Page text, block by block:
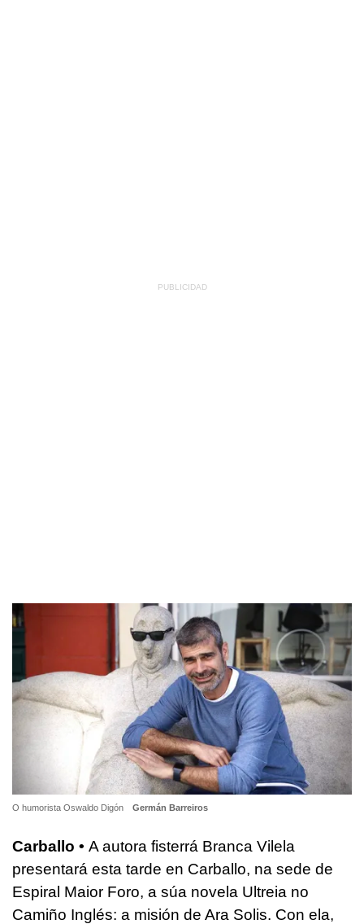
O humorista Oswaldo Digón Germán Barreiros
Carballo • A autora fisterrá Branca Vilela
presentará esta tarde en Carballo, na sede de
Espiral Maior Foro, a súa novela Ultreia no
Camiño Inglés: a misión de Ara Solis. Con ela,